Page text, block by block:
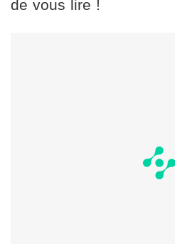
de vous lire !